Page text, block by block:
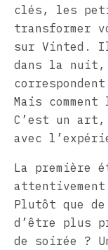
clés, les
transformer
sur Vinted.
dans la
Mais
C’est un
avec
La première
Plutôt que
d’être plus
de soirée ?